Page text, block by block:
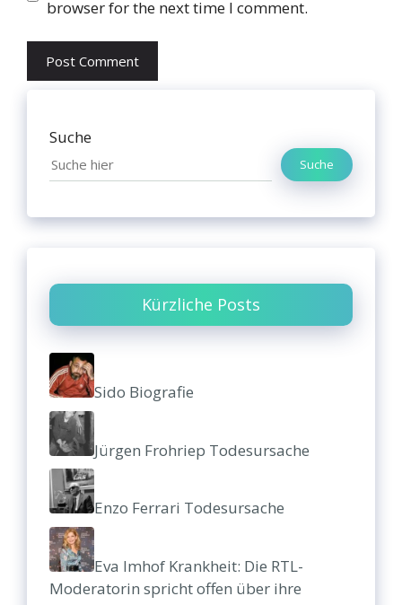
browser for the next time I comment.
Suche
Suche
Kürzliche Posts
Sido Biografie
Jürgen Frohriep Todesursache
Enzo Ferrari Todesursache
Eva Imhof Krankheit: Die RTL-
Moderatorin spricht offen über ihre